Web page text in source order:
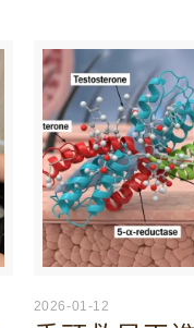
2026-01-12